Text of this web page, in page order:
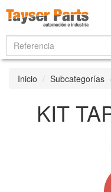
Inicio Subcategorías
KIT